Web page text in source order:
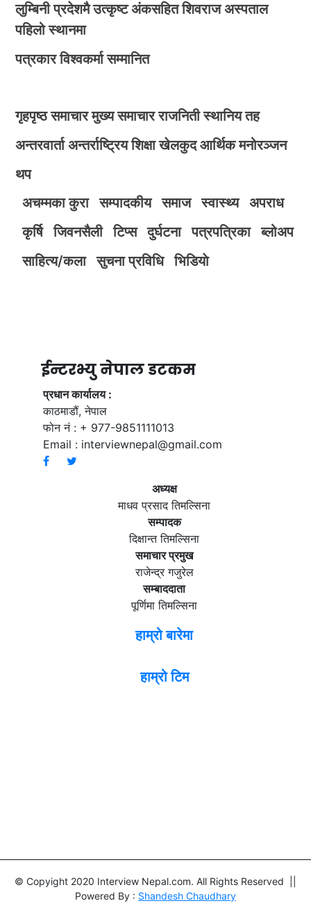
लुम्बिनी प्रदेशमै उत्कृष्ट अंकसहित शिवराज अस्पताल
पहिलो स्थानमा
पत्रकार विश्वकर्मा सम्मानित
गृहपृष्ठ समाचार मुख्य समाचार राजनिती स्थानिय तह
अन्तरवार्ता अन्तर्राष्ट्रिय शिक्षा खेलकुद आर्थिक मनोरञ्जन
थप
अचम्मका कुरा
सम्पादकीय समाज स्वास्थ्य
अपराध
कृर्षि
जिवनसैली टिप्स दुर्घटना पत्रपत्रिका
ब्लोअप
साहित्य/कला
सुचना प्रविधि भिडियाे
ईन्टरभ्यु नेपाल डटकम
प्रधान कार्यालय :
काठमाडौं, नेपाल
फोन नं : + 977-9851111013
Email : interviewnepal@gmail.com
अध्यक्ष
माधव प्रसाद तिमल्सिना
सम्पादक
दिक्षान्त तिमल्सिना
समाचार प्रमुख
राजेन्द्र गजुरेल
सम्बाददाता
पूर्णिमा तिमल्सिना
हाम्रो बारेमा
हाम्रो टिम
© Copyight 2020 Interview Nepal.com. All Rights Reserved ||
Powered By : Shandesh Chaudhary